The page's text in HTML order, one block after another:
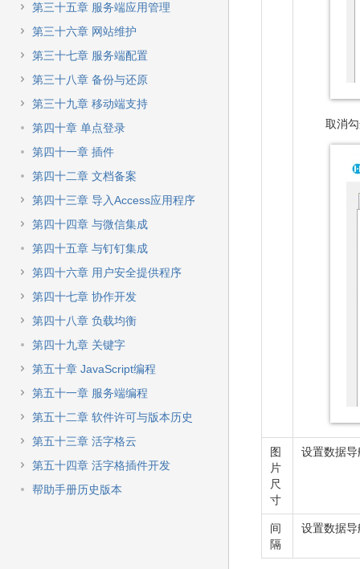
第三十五章 服务端应用管理
第三十六章 网站维护
第三十七章 服务端配置
第三十八章 备份与还原
第三十九章 移动端支持
第四十章 单点登录
第四十一章 插件
第四十二章 文档备案
第四十三章 导入Access应用程序
第四十四章 与微信集成
第四十五章 与钉钉集成
第四十六章 用户安全提供程序
第四十七章 协作开发
第四十八章 负载均衡
第四十九章 关键字
第五十章 JavaScript编程
第五十一章 服务端编程
第五十二章 软件许可与版本历史
第五十三章 活字格云
第五十四章 活字格插件开发
帮助手册历史版本
取消
图
片
尺
寸
设置数据
间
隔
设置数据